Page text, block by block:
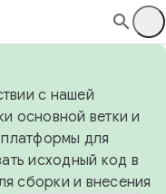
с нашей
основной ветки и
для
исходный код в
сборки и внесения